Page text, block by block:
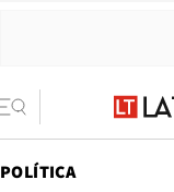
POLÍTICA